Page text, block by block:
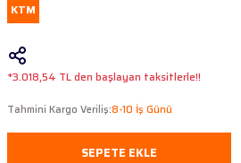
KTM
*3.018,54 TL den başlayan taksitlerle!!
Tahmini Kargo Veriliş:8-10 İş Günü
SEPETE EKLE